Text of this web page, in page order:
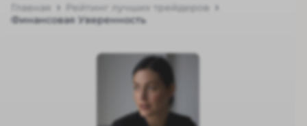
Главная
Рейтинг лучших трейдеров
Финансовая Уверенность